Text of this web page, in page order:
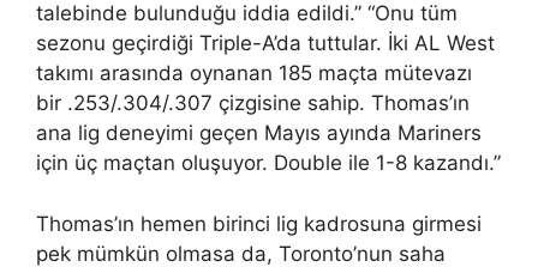
talebinde bulunduğu iddia edildi.” “Onu tüm
sezonu geçirdiği Triple-A’da tuttular. İki AL West
takımı arasında oynanan 185 maçta mütevazı
bir .253/.304/.307 çizgisine sahip. Thomas’ın
ana lig deneyimi geçen Mayıs ayında Mariners
için üç maçtan oluşuyor. Double ile 1-8 kazandı.”
Thomas’ın hemen birinci lig kadrosuna girmesi
pek mümkün olmasa da, Toronto’nun saha